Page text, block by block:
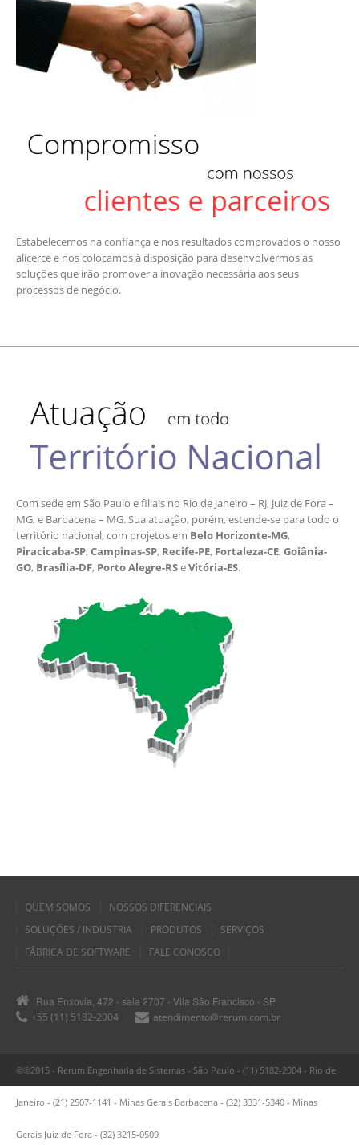
Estabelecemos na confiança e nos resultados comprovados o nosso
alicerce e nos colocamos à disposição para desenvolvermos as
soluções que irão promover a inovação necessária aos seus
processos de negócio.
Com sede em São Paulo e filiais no Rio de Janeiro – RJ, Juiz de Fora –
MG, e Barbacena – MG. Sua atuação, porém, estende-se para todo o
território nacional, com projetos em Belo Horizonte-MG,
Piracicaba-SP,Campinas-SP, Recife-PE, Fortaleza-CE,Goiânia-
GO, Brasília-DF, Porto Alegre-RSeVitória-ES.
QUEM SOMOS
NOSSOS DIFERENCIAIS
SOLUÇÕES / INDUSTRIA
PRODUTOS
SERVIÇOS
FÁBRICA DE SOFTWARE
FALE CONOSCO
Rua Enxovia, 472 - sala 2707 - Vila São Francisco - SP
+55 (11) 5182-2004
atendimento@rerum.com.br
©©2015 - Rerum Engenharia de Sistemas - São Paulo - (11) 5182-2004 - Rio de
Janeiro - (21) 2507-1141 - Minas Gerais Barbacena - (32) 3331-5340 - Minas
Gerais Juiz de Fora - (32) 3215-0509